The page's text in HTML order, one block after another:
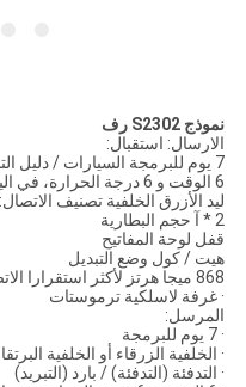
نموذج S2302 رف
الارسال: استقبال:
7 يوم للبرمجة السيارات / دليل التبديل
6 الوقت و 6 درجة الحرارة، في اليوم مؤشر ليد النظام
ليد الأزرق الخلفية تصنيف الاتصال: 8 (2) a 230vac ماكس
2 * آ حجم البطارية
قفل لوحة المفاتيح
هيت / كول وضع التبديل
868 ميجا هرتز لأكثر استقرارا الاتصالات
· غرفة لاسلكية ترموستات
المرسل:
· 7 يوم للبرمجة
· الخلفية الزرقاء أو الخلفية
· التدفئة (التدفئة) / بارد (التبريد)